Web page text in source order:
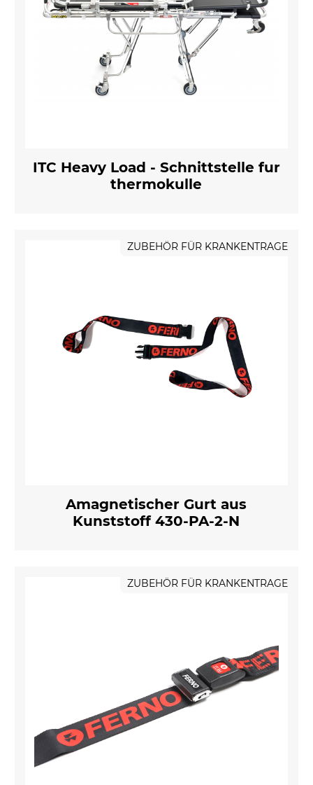
ITC Heavy Load - Schnittstelle fur
thermokulle
ZUBEHÖR FÜR KRANKENTRAGE
Amagnetischer Gurt aus
Kunststoff 430-PA-2-N
ZUBEHÖR FÜR KRANKENTRAGE